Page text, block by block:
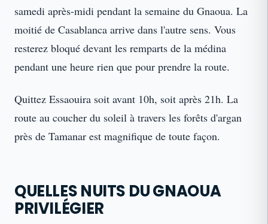
samedi après-midi pendant la semaine du Gnaoua. La
moitié de Casablanca arrive dans l'autre sens. Vous
resterez bloqué devant les remparts de la médina
pendant une heure rien que pour prendre la route.
Quittez Essaouira soit avant 10h, soit après 21h. La
route au coucher du soleil à travers les forêts d'argan
près de Tamanar est magnifique de toute façon.
QUELLES NUITS DU GNAOUA
PRIVILÉGIER